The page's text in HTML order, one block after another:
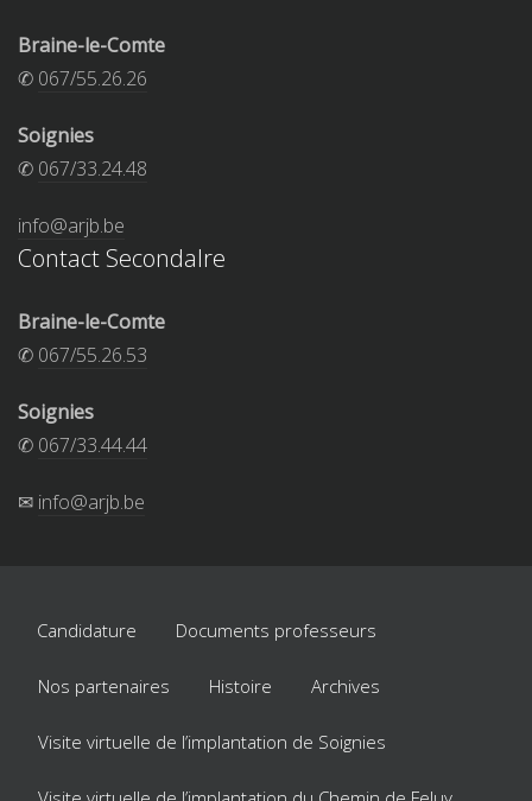
Braine-le-Comte
✆ 067/55.26.26
Soignies
✆ 067/33.24.48
info@arjb.be
Contact Secondalre
Braine-le-Comte
✆ 067/55.26.53
Soignies
✆ 067/33.44.44
✉ info@arjb.be
Candidature Documents professeurs
Nos partenaires Histoire Archives
Visite virtuelle de l’implantation de Soignies